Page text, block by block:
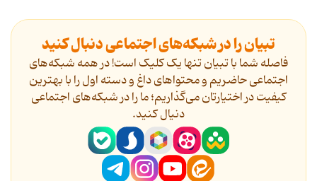
تبیان را در شبکه‌های اجتماعی دنبال کنید
فاصله شما با تبیان تنها یک کلیک است! در همه شبکه‌های
اجتماعی حاضریم و محتواهای داغ و دسته اول را با بهترین
کیفیت در اختیارتان می‌گذاریم؛ ما را در شبکه‌های اجتماعی
دنیال کنید.